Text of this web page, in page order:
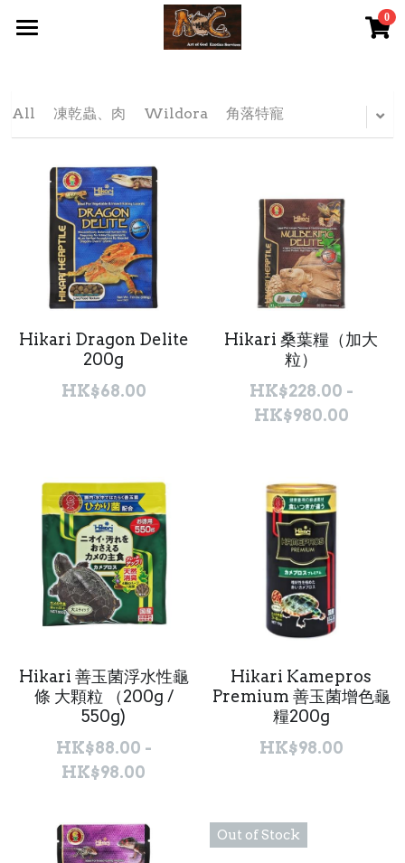
0
關於我們 About Us
最新資訊 Latest News
AOG Channel
網上商店 Shop Now
飼養陸龜小貼士 Tips
Facebook 專頁Facebook Page
Tough Cubic 爬蟲箱預訂
Search
繁體中文
繁體中文
English
All 凍乾蟲、肉 Wildora 角落特寵
Hikari Dragon Delite
200g
HK$68.00
Hikari 桑葉糧（加大
粒）
HK$228.00 -
HK$980.00
Hikari 善玉菌浮水性龜
條 大顆粒 （200g /
550g)
HK$88.00 -
HK$98.00
Hikari Kamepros
Premium 善玉菌增色龜
糧200g
HK$98.00
Out of Stock
×
STORE CATEGORIES